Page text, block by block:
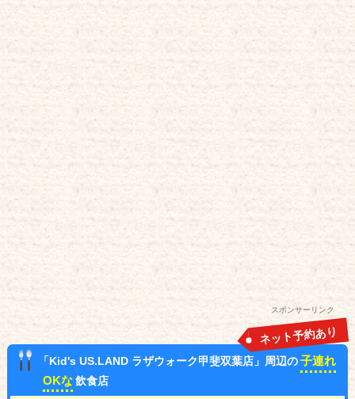
スポンサーリンク
「Kid's US.LAND ラザウォーク甲斐双葉店」周辺の子連れ
OKな 飲食店
ネット予約あり